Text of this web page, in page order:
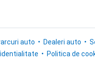
auto Dealeri auto
Politica de